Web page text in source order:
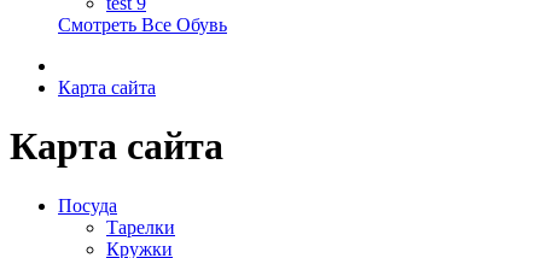
Смотреть Все Обувь
Карта сайта
Карта сайта
Посуда
Тарелки
Кружки